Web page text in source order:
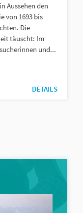
Aussehen den
von 1693 bis
Die
täuscht: Im
und...
DETAILS